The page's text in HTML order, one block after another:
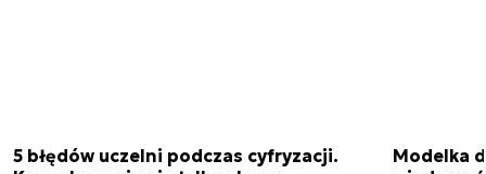
5 błędów uczelni podczas cyfryzacji.
Modelka